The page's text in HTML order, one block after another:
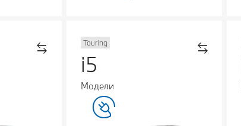
Touring
i5
Модели